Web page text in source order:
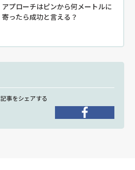
アプローチはピンから何メートルに
寄ったら成功と言える？
記事をシェアする